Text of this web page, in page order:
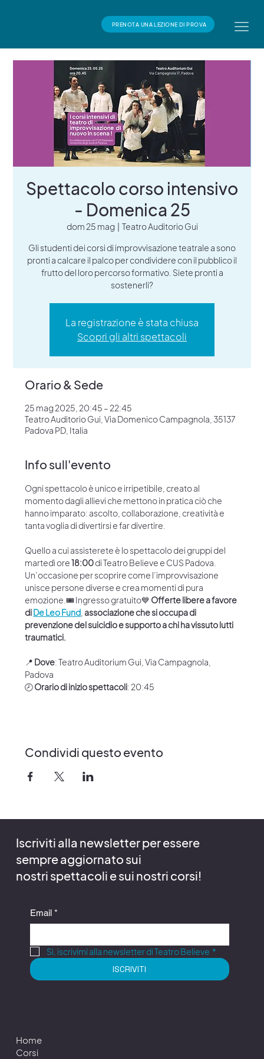
PRENOTA UNA LEZIONE DI PROVA
Spettacolo corso intensivo
- Domenica 25
dom 25 mag
  |
Teatro Auditorio Gui
Gli studenti dei corsi di improvvisazione teatrale a sono
pronti a calcare il palco per condividere con il pubblico il
frutto del loro percorso formativo. Siete pronti a
sostenerli?
La registrazione è stata chiusa
Scopri gli altri spettacoli
Orario & Sede
25 mag 2025, 20:45 – 22:45
Teatro Auditorio Gui, Via Domenico Campagnola, 35137
Padova PD, Italia
Info sull'evento
Ogni spettacolo è unico e irripetibile, creato al
momento dagli allievi che mettono in pratica ciò che
hanno imparato: ascolto, collaborazione, creatività e
tanta voglia di divertirsi e far divertire.
Quello a cui assisterete è lo spettacolo dei gruppi del
martedì ore 18:00 di Teatro Believe e CUS Padova.
Un’occasione per scoprire come l’improvvisazione
unisce persone diverse e crea momenti di pura
emozione.🎟 Ingresso gratuito💙 Offerte libere a favore
di De Leo Fund associazione che si occupa di
prevenzione del suicidio e supporto a chi ha vissuto lutti
traumatici.
📍 Dove: Teatro Auditorium Gui, Via Campagnola,
Padova
🕗 Orario di inizio spettacoli: 20:45
Condividi questo evento
Iscriviti alla newsletter per essere
sempre aggiornato sui
nostri spettacoli e sui nostri corsi!
Email *
Si, iscrivimi alla newsletter di Teatro Believe *
ISCRIVITI
Home
Corsi